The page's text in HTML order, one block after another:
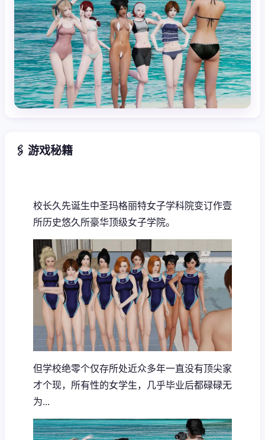
🖇️ 游戏秘籍
校长久先诞生中圣玛格丽特女子学科院变订作壹
所历史悠久所豪华顶级女子学院。
但学校绝零个仅存所处近众多年一直没有顶尖家
才个现，所有性的女学生，几乎毕业后都碌碌无
为...